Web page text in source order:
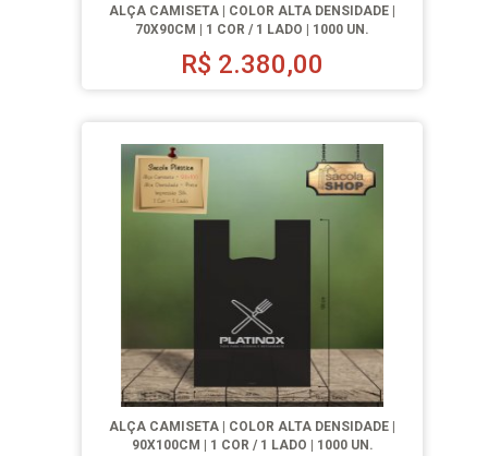
ALÇA CAMISETA | COLOR ALTA DENSIDADE |
70X90CM | 1 COR / 1 LADO | 1000 UN.
R$ 2.380,00
ALÇA CAMISETA | COLOR ALTA DENSIDADE |
90X100CM | 1 COR / 1 LADO | 1000 UN.